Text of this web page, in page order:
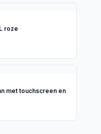
roze
met touchscreen en